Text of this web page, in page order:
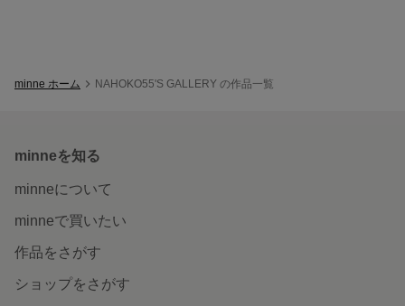
minne ホーム NAHOKO55'S GALLERY の作品一覧
minneを知る
minneについて
minneで買いたい
作品をさがす
ショップをさがす